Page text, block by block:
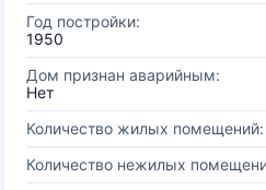
Год постройки:
1950
Дом признан аварийным:
Нет
Количество жилых помещений:
Количество нежилых